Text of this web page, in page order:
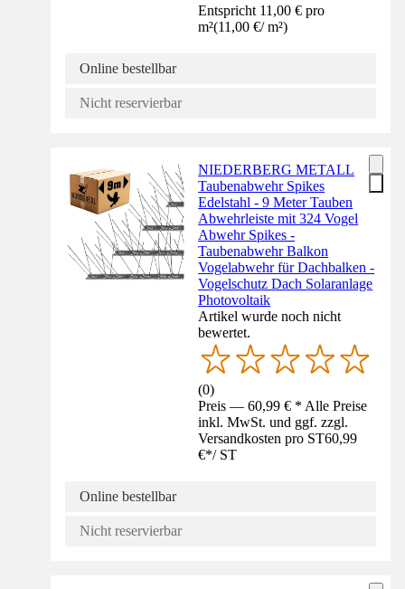
Entspricht 11,00 € pro
m²(11,00 €/ m²)
Online bestellbar
Nicht reservierbar
NIEDERBERG METALL
Taubenabwehr Spikes
Edelstahl - 9 Meter Tauben
Abwehrleiste mit 324 Vogel
Abwehr Spikes -
Taubenabwehr Balkon
Vogelabwehr für Dachbalken -
Vogelschutz Dach Solaranlage
Photovoltaik
Artikel wurde noch nicht
bewertet.
(0)
Preis — 60,99 € * Alle Preise
inkl. MwSt. und ggf. zzgl.
Versandkosten pro ST60,99
€*/ ST
Online bestellbar
Nicht reservierbar